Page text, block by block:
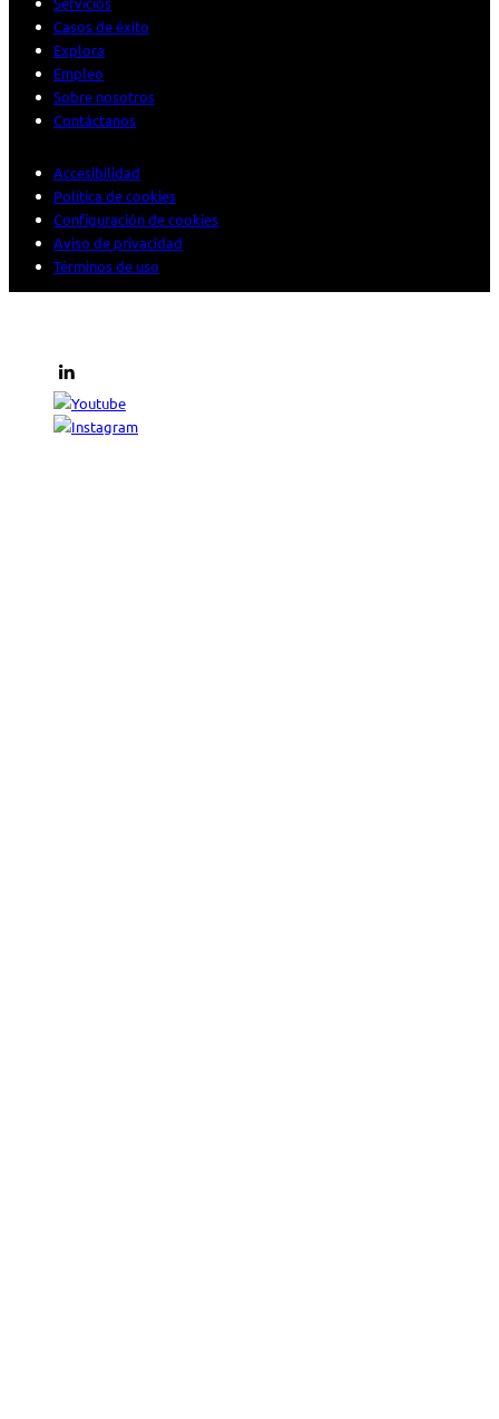
Casos de éxito
Explora
Empleo
Sobre nosotros
Contáctanos
Accesibilidad
Política de cookies
Configuración de cookies
Aviso de privacidad
Términos de uso